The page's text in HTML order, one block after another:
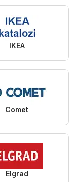
IKEA
Comet
Elgrad